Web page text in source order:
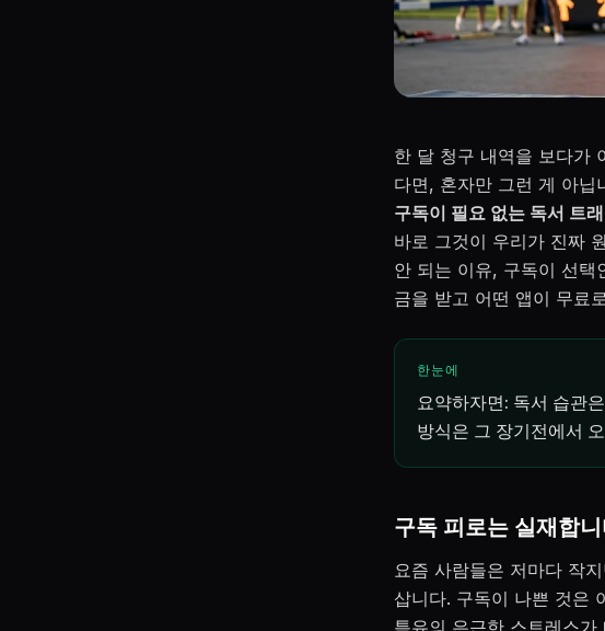
한 달 청구 내역을 보다가
다면, 혼자만 그런 게 아닙
구독이 필요 없는 독서 트
바로 그것이 우리가 진짜
안 되는 이유, 구독이 선택
금을 받고 어떤 앱이 무료
한눈에
요약하자면: 독서 습관
방식은 그 장기전에서
구독 피로는 실재합
요즘 사람들은 저마다 작
삽니다. 구독이 나쁜 것은
특유의 은근한 스트레스